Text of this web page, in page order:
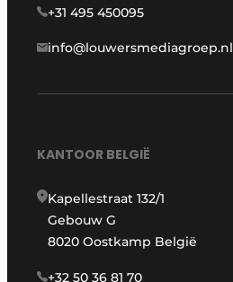
+31 495 450095
info@louwersmediagroep.nl
KANTOOR BELGIË
Kapellestraat 132/1
Gebouw G
8020 Oostkamp België
+32 50 36 81 70